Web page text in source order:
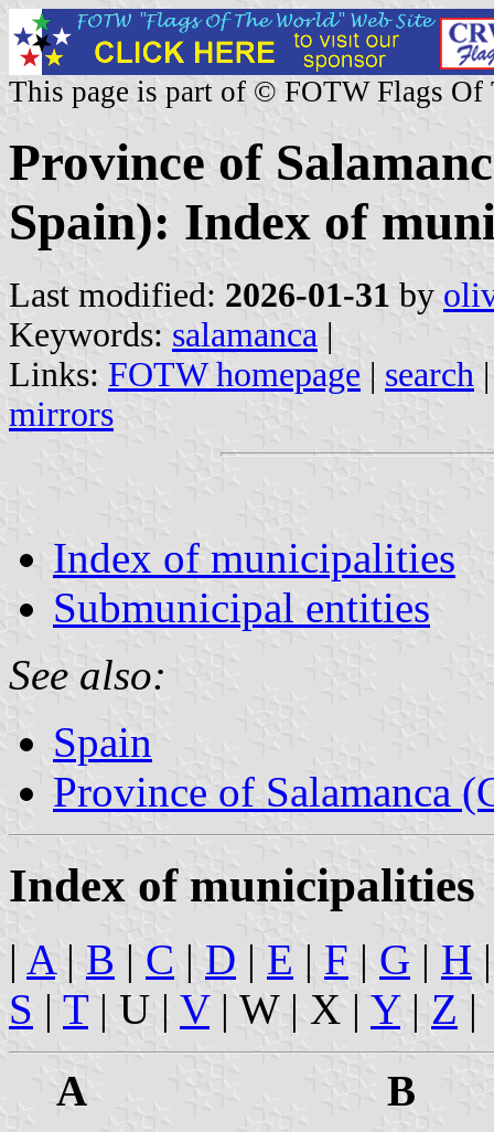
This page is part of © FOTW Flags Of
Province of
Spain): Index of
Last modified: 2026-01-31 by
Keywords: salamanca |
Links: FOTW homepage | search
mirrors
Index of municipalities
Submunicipal entities
See also:
Spain
Province of Salamanca
Index of municipalities
| A| B | C | D | E | F | G | H
S | T| U | V| W | X | Y| Z |
A
B